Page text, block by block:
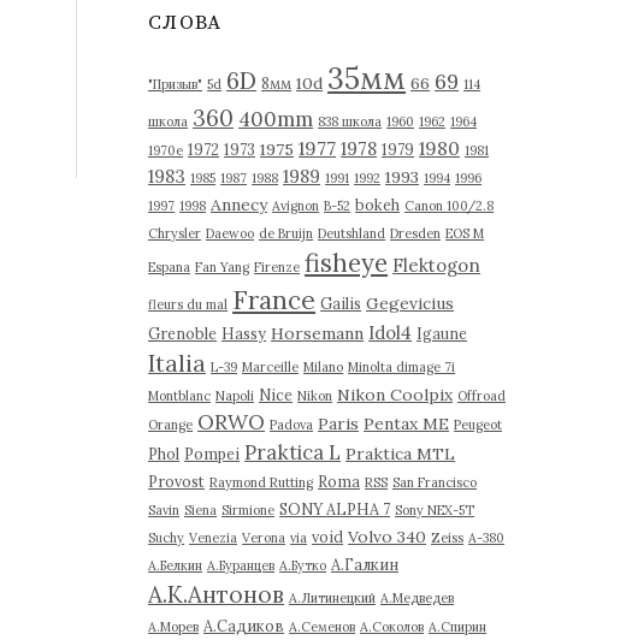
в
СЛОВА
"Призыв" 5d 6D 8мм 10d 35мм 66 69 114
школа 360 400mm 838 школа 1960 1962 1964
1970е 1972 1973 1975 1977 1978 1979 1980 1981
1983 1985 1987 1988 1989 1991 1992 1993 1994 1996
1997 1998 Annecy Avignon B-52 bokeh Canon 100/2.8
Chrysler Daewoo de Bruijn Deutshland Dresden EOS M
Espana Fan Yang Firenze fisheye Flektogon
fleurs du mal France Gailis Gegevicius
Grenoble Hassy Horsemann Idol4 Igaune
Italia L-39 Marceille Milano Minolta dimage 7i
Montblanc Napoli Nice Nikon Nikon Coolpix Offroad
Orange ORWO Padova Paris Pentax ME Peugeot
Phol Pompei Praktica L Praktica MTL
Provost Raymond Rutting Roma RSS San Francisco
Savin Siena Sirmione SONY ALPHA 7 Sony NEX-5T
Suchy Venezia Verona via void Volvo 340 Zeiss А-380
А.Белкин А.Буранцев А.Бутко А.Галкин
А.К.Антонов А.Литинецкий А.Медведев
А.Морев А.Садиков А.Семенов А.Соколов А.Спирин